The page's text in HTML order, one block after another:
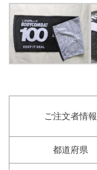
ご注文者情報
都道府県